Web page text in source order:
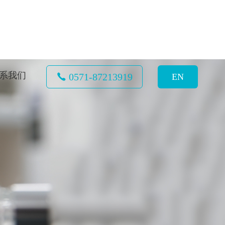
EN
0571-87213919
我们